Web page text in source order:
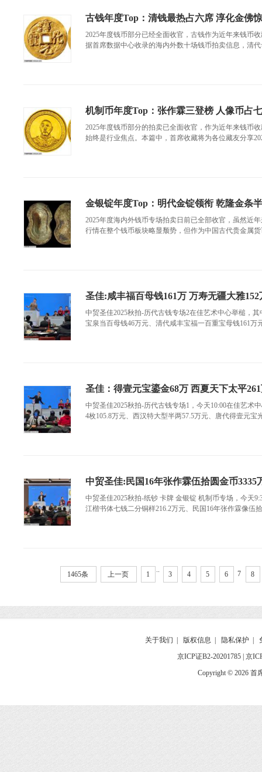
古钱年度Top：清钱最热占六席 淳化金佛
2025年度钱币部分已经全面收官，古钱作为近年来钱币
据首席数据中心收录的海内外数十场钱币拍卖信息，清
机制币年度Top：张作霖三登榜 人像币占
2025年度钱币部分的拍卖已全面收官，作为近年来钱币
始终是行业焦点。本篇中，首席收藏将为各位藏友分享
金银锭年度Top：明代金锭领衔 乾隆金条
2025年度海内外钱币专场拍卖日前已全部收官，虽然近
行情在整个钱币板块略显颓势，但作为中国古代贵金属
圣佳:咸丰福百母钱161万 万寿无疆大雅152
中贸圣佳2025秋拍-历代古钱专场2在佳艺术中心举槌，
宝泉当百母钱46万元、清代咸丰宝福一百重宝母钱161万
圣佳：得壹元宝鎏金68万 西夏天下太平
中贸圣佳2025秋拍-历代古钱专场1，今天10:00在佳艺术
4枚105.8万元、西汉特大型半两57.5万元、唐代得壹元宝
中贸圣佳:民国16年张作霖伍拾圆金币3335
中贸圣佳2025秋拍-纸钞 卡牌 金银锭 机制币专场，今天
江楷书体七钱二分铜样216.2万元、民国16年张作霖像伍
1465条 上一页 1
..
3 4 5 6 7 8
关于我们 版权信息 隐私保护
京ICP证B2-20201785 京
Copyright © 2026 首